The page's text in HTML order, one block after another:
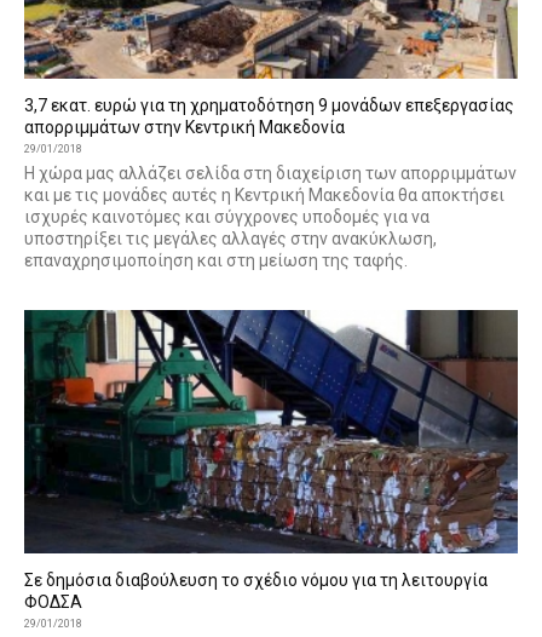
3,7 εκατ. ευρώ για τη χρηματοδότηση 9 μονάδων επεξεργασίας
απορριμμάτων στην Κεντρική Μακεδονία
29/01/2018
Η χώρα μας αλλάζει σελίδα στη διαχείριση των απορριμμάτων
και με τις μονάδες αυτές η Κεντρική Μακεδονία θα αποκτήσει
ισχυρές καινοτόμες και σύγχρονες υποδομές για να
υποστηρίξει τις μεγάλες αλλαγές στην ανακύκλωση,
επαναχρησιμοποίηση και στη μείωση της ταφής.
Σε δημόσια διαβούλευση το σχέδιο νόμου για τη λειτουργία
ΦΟΔΣΑ
29/01/2018